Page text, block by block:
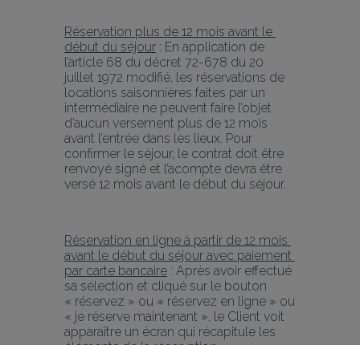
Réservation plus de 12 mois avant le
début du séjour : En application de
l’article 68 du décret 72-678 du 20
juillet 1972 modifié, les réservations de
locations saisonnières faites par un
intermédiaire ne peuvent faire l’objet
d’aucun versement plus de 12 mois
avant l’entrée dans les lieux. Pour
confirmer le séjour, le contrat doit être
renvoyé signé et l’acompte devra être
versé 12 mois avant le début du séjour.
Réservation en ligne à partir de 12 mois
avant le début du séjour avec paiement
par carte bancaire : Après avoir effectué
sa sélection et cliqué sur le bouton
« réservez » ou « réservez en ligne » ou
« je réserve maintenant », le Client voit
apparaître un écran qui récapitule les